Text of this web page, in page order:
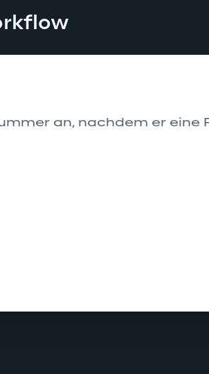
an, nachdem er eine